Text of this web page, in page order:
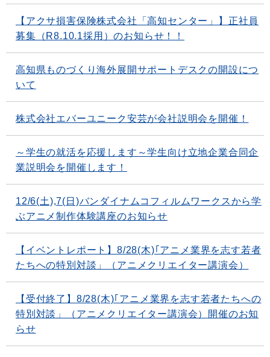
【アクサ損害保険株式会社「高知センター」】正社員
募集（R8.10.1採用）のお知らせ！！
高知県ものづくり海外展開サポートデスクの開設につ
いて
株式会社エバーユニーク安芸が会社説明会を開催！
～学生の就活を応援します～学生向け立地企業合同企
業説明会を開催します！
12/6(土),7(日)バンダイナムコフィルムワークスから学
ぶアニメ制作体験講座のお知らせ
【イベントレポート】8/28(木)｢アニメ業界を志す若者
たちへの特別対談」（アニメクリエイター講演会）
【受付終了】8/28(木)｢アニメ業界を志す若者たちへの
特別対談」（アニメクリエイター講演会）開催のお知
らせ